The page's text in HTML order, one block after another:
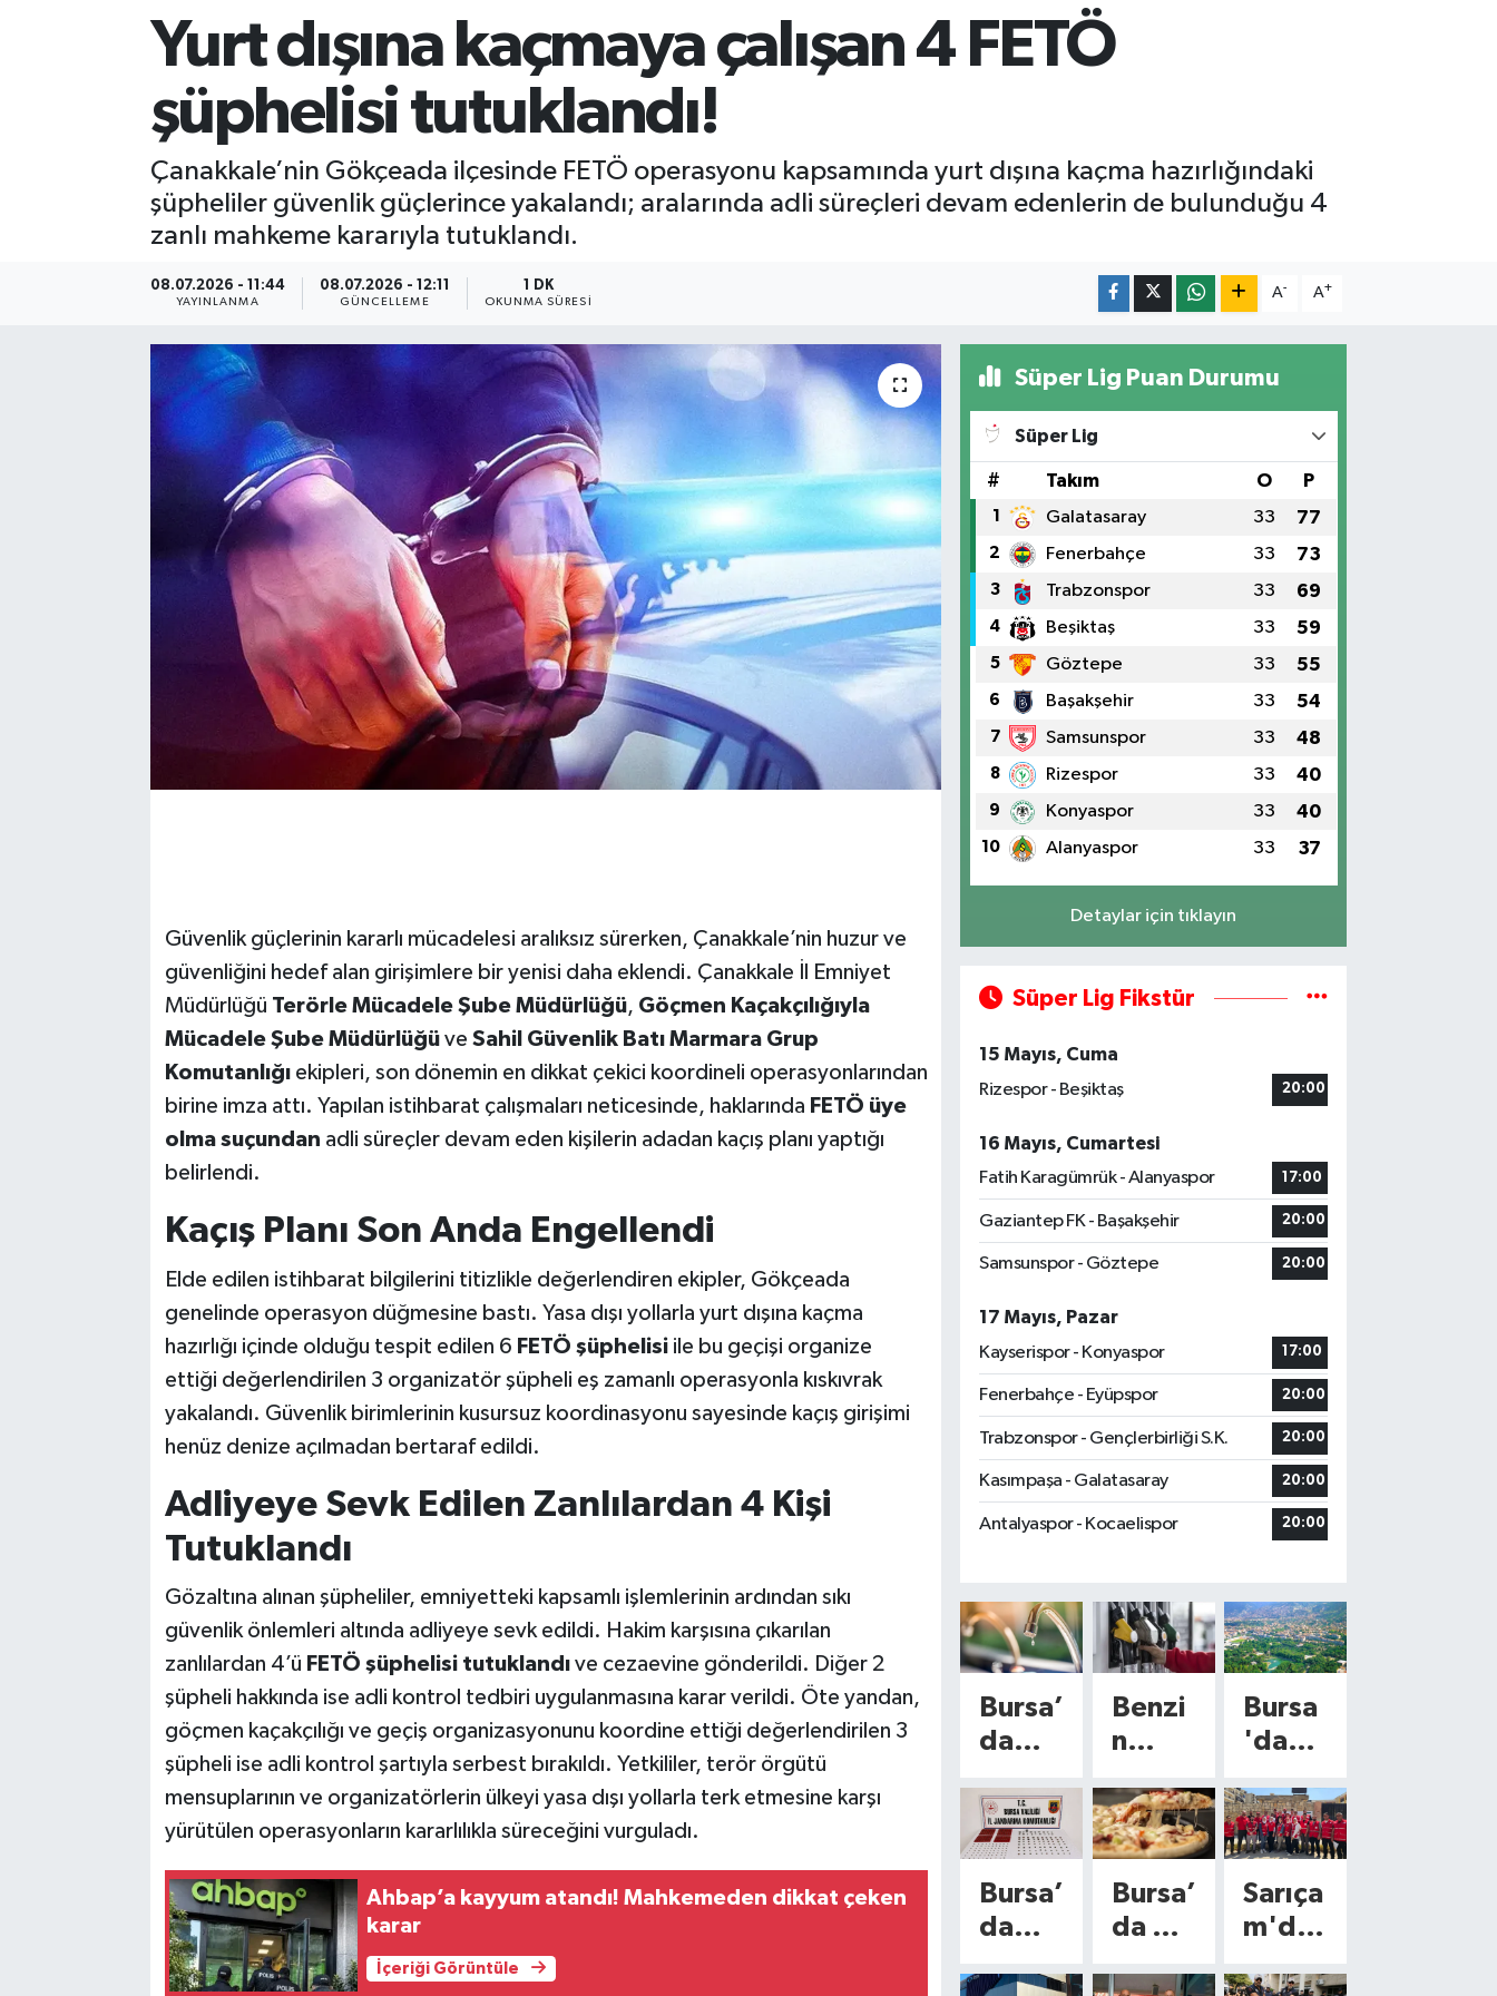
Yurt dışına kaçmaya çalışan 4 FETÖ
şüphelisi tutuklandı!
Çanakkale’nin Gökçeada ilçesinde FETÖ operasyonu kapsamında yurt dışına kaçma hazırlığındaki
şüpheliler güvenlik güçlerince yakalandı; aralarında adli süreçleri devam edenlerin de bulunduğu 4
zanlı mahkeme kararıyla tutuklandı.
08.07.2026 - 11:44
YAYINLANMA
08.07.2026 - 12:11
GÜNCELLEME
1 DK
OKUNMA SÜRESI
A- A+
Güvenlik güçlerinin kararlı mücadelesi aralıksız sürerken, Çanakkale’nin huzur ve
güvenliğini hedef alan girişimlere bir yenisi daha eklendi. Çanakkale İl Emniyet
Müdürlüğü Terörle Mücadele Şube Müdürlüğü, Göçmen Kaçakçılığıyla
Mücadele Şube Müdürlüğüve Sahil Güvenlik Batı Marmara Grup
Komutanlığıekipleri, son dönemin en dikkat çekici koordineli operasyonlarından
birine imza attı. Yapılan istihbarat çalışmaları neticesinde, haklarında FETÖ üye
olma suçundan adli süreçler devam eden kişilerin adadan kaçış planı yaptığı
belirlendi.
Kaçış Planı Son Anda Engellendi
Elde edilen istihbarat bilgilerini titizlikle değerlendiren ekipler, Gökçeada
genelinde operasyon düğmesine bastı. Yasa dışı yollarla yurt dışına kaçma
hazırlığı içinde olduğu tespit edilen 6 FETÖ şüphelisiile bu geçişi organize
ettiği değerlendirilen 3 organizatör şüpheli eş zamanlı operasyonla kıskıvrak
yakalandı. Güvenlik birimlerinin kusursuz koordinasyonu sayesinde kaçış girişimi
henüz denize açılmadan bertaraf edildi.
Adliyeye Sevk Edilen Zanlılardan 4 Kişi
Tutuklandı
Gözaltına alınan şüpheliler, emniyetteki kapsamlı işlemlerinin ardından sıkı
güvenlik önlemleri altında adliyeye sevk edildi. Hakim karşısına çıkarılan
zanlılardan 4’ü FETÖ şüphelisi tutuklandıve cezaevine gönderildi. Diğer 2
şüpheli hakkında ise adli kontrol tedbiri uygulanmasına karar verildi. Öte yandan,
göçmen kaçakçılığı ve geçiş organizasyonunu koordine ettiği değerlendirilen 3
şüpheli ise adli kontrol şartıyla serbest bırakıldı. Yetkililer, terör örgütü
mensuplarının ve organizatörlerin ülkeyi yasa dışı yollarla terk etmesine karşı
yürütülen operasyonların kararlılıkla süreceğini vurguladı.
Ahbap’a kayyum atandı! Mahkemeden dikkat çeken
karar
İçeriği Görüntüle
Süper Lig Puan Durumu
Süper Lig
# Takım O P
1 Galatasaray 33 77
2 Fenerbahçe 33 73
3 Trabzonspor 33 69
4 Beşiktaş 33 59
5 Göztepe 33 55
6 Başakşehir 33 54
7 Samsunspor 33 48
8 Rizespor 33 40
9 Konyaspor 33 40
10 Alanyaspor 33 37
Detaylar için tıklayın
Süper Lig Fikstür
15 Mayıs, Cuma
Rizespor - Beşiktaş
20:00
16 Mayıs, Cumartesi
Fatih Karagümrük - Alanyaspor
17:00
Gaziantep FK - Başakşehir 20:00
Samsunspor - Göztepe 20:00
17 Mayıs, Pazar
Kayserispor - Konyaspor
17:00
Fenerbahçe - Eyüpspor 20:00
Trabzonspor - Gençlerbirliği S.K. 20:00
Kasımpaşa - Galatasaray 20:00
Antalyaspor - Kocaelispor 20:00
Bursa’
da
sonu
2
ilçede
su
kesint
isi!
Benzi
n
arına
yeni
zam
geliyo
r!
Tabel
Bursa
'da
hava
duru
mu
nasıl
olaca
k?
Bursa’
da
Bursa’
da da
Sarıça
m'da